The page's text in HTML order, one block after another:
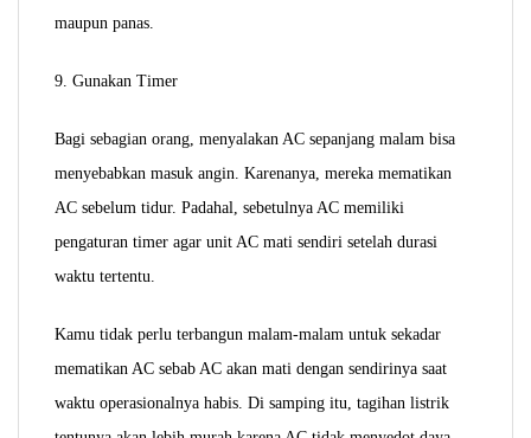
maupun panas.
9. Gunakan Timer
Bagi sebagian orang, menyalakan AC sepanjang malam bisa
menyebabkan masuk angin. Karenanya, mereka mematikan
AC sebelum tidur. Padahal, sebetulnya AC memiliki
pengaturan timer agar unit AC mati sendiri setelah durasi
waktu tertentu.
Kamu tidak perlu terbangun malam-malam untuk sekadar
mematikan AC sebab AC akan mati dengan sendirinya saat
waktu operasionalnya habis. Di samping itu, tagihan listrik